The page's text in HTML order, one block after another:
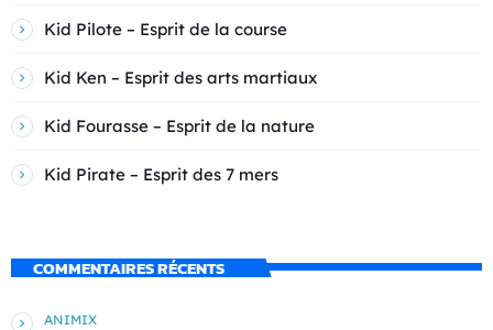
Kid Pilote – Esprit de la course
Kid Ken – Esprit des arts martiaux
Kid Fourasse – Esprit de la nature
Kid Pirate – Esprit des 7 mers
COMMENTAIRES RÉCENTS
ANIMIX